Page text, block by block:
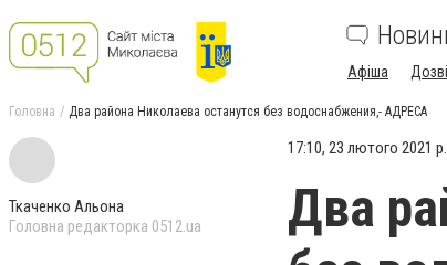
Афіша
Головна Два района Николаева останутся без водоснабжения,- АДРЕСА
Ткаченко Альона
Головна редакторка 0512.ua
17:10, 23 лютого 2021 р.
Два